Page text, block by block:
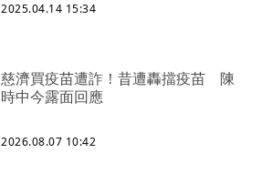
2025.04.14 15:34
慈濟買疫苗遭詐！昔遭轟擋疫苗 陳
時中今露面回應
2026.08.07 10:42